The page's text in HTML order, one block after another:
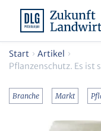
Start
Artikel
Pflanzenschutz. Es ist
Branche Markt